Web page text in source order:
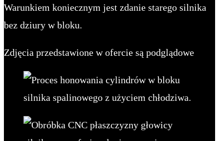
Warunkiem koniecznym jest zdanie starego silnika
bez dziury w bloku.
Zdjęcia przedstawione w ofercie są podglądowe